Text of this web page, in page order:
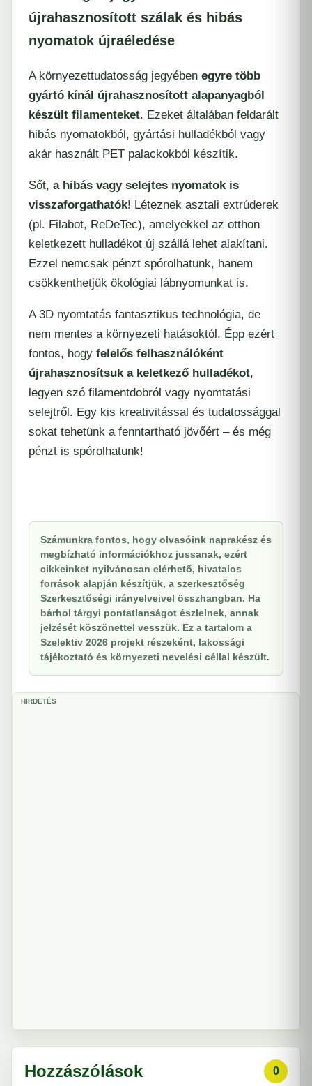
újrahasznosított szálak és hibás
nyomatok újraéledése
A környezettudatosság jegyében egyre több
gyártó kínál újrahasznosított alapanyagból
készült filamenteket. Ezeket általában feldarált
hibás nyomatokból, gyártási hulladékból vagy
akár használt PET palackokból készítik.
Sőt, a hibás vagy selejtes nyomatok is
visszaforgathatók! Léteznek asztali extrúderek
(pl. Filabot, ReDeTec), amelyekkel az otthon
keletkezett hulladékot új szállá lehet alakítani.
Ezzel nemcsak pénzt spórolhatunk, hanem
csökkenthetjük ökológiai lábnyomunkat is.
A 3D nyomtatás fantasztikus technológia, de
nem mentes a környezeti hatásoktól. Épp ezért
fontos, hogy felelős felhasználóként
újrahasznosítsuk a keletkező hulladékot,
legyen szó filamentdobról vagy nyomtatási
selejtről. Egy kis kreativitással és tudatossággal
sokat tehetünk a fenntartható jövőért – és még
pénzt is spórolhatunk!
Számunkra fontos, hogy olvasóink naprakész és
megbízható információkhoz jussanak, ezért
cikkeinket nyilvánosan elérhető, hivatalos
források alapján készítjük, a szerkesztőség
Szerkesztőségi irányelveivel összhangban. Ha
bárhol tárgyi pontatlanságot észlelnek, annak
jelzését köszönettel vesszük. Ez a tartalom a
Szelektiv 2026 projekt részeként, lakossági
tájékoztató és környezeti nevelési céllal készült.
HIRDETÉS
Hozzászólások 0